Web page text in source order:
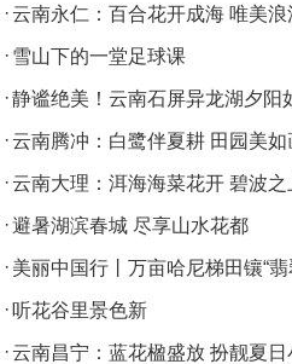
·云南永仁：百合花开成海 唯美浪
· 雪山下的一堂足球课
·静谧绝美！云南石屏异龙湖夕阳
·云南腾冲：白鹭伴夏耕 田园美如
·云南大理：洱海海菜花开 碧波
·避暑湖滨春城 尽享山水花都
· 美丽中国行丨万亩哈尼梯田镶“翡
· 听花谷里景色新
·云南昌宁：蓝花楹盛放 扮靓夏日